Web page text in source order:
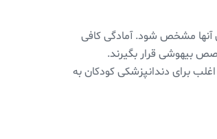
آنها مشخص شود. آمادگی کافی
بیهوشی قرار بگیرند.
برای دندانپزشکی کودکان به